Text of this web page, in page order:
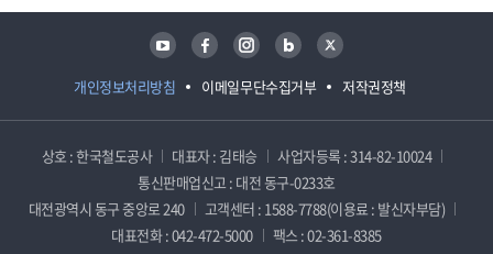
개인정보처리방침 이메일무단수집거부 저작권정책
유튜브 페이스북 인스타그램 블로그 트위터
상호 : 한국철도공사 대표자 : 김태승
사업자등록 : 314-82-10024
통신판매업신고 : 대전 동구-0233호
대전광역시 동구 중앙로 240
고객센터 : 1588-7788(이용료 : 발신자부담)
대표전화 : 042-472-5000
팩스 : 02-361-8385